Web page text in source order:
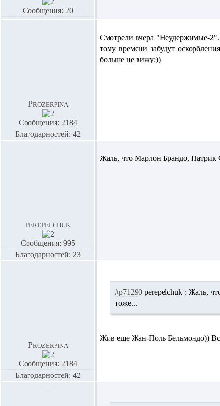
Сообщения: 20
Prozerpina
Сообщения: 2184
Благодарностей: 42
Смотрели вчера "Неудержимые-
тому времени забудут
больше не вижу:))
perepelchuk
Сообщения: 995
Благодарностей: 23
Жаль, что Марлон Брандо, Патрик
Prozerpina
Сообщения: 2184
Благодарностей: 42
#p71290 perepelchuk : Жаль,
тоже...
Жив еще Жан-Поль Бельмондо))